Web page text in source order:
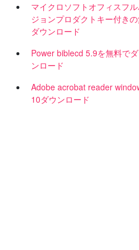
マイクロソフトオフィスフ
ジョンプロダクトキー付き
ダウンロード
Power biblecd 5.9を無料で
ンロード
Adobe acrobat reader
10ダウンロード